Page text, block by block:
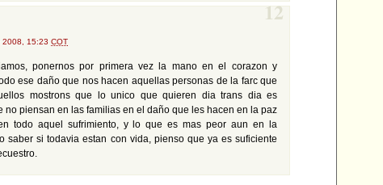
2008, 15:23 COT
12
ponernos por primera vez la mano en el corazon y
ese daño que nos hacen aquellas personas de la farc que
mostrons que lo unico que quieren dia trans dia es
no piensan en las familias en el daño que les hacen en la paz
todo aquel sufrimiento, y lo que es mas peor aun en la
saber si todavia estan con vida, pienso que ya es suficiente